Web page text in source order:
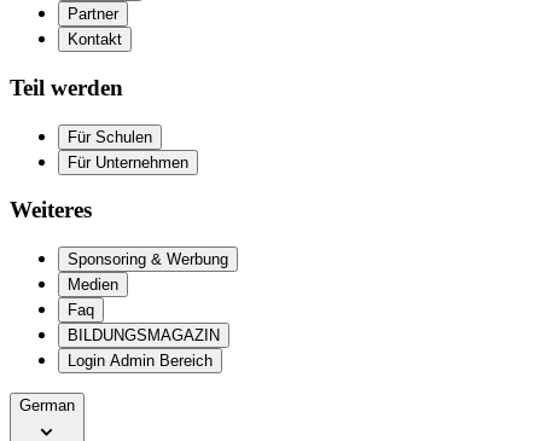
Partner
Kontakt
Teil werden
Für Schulen
Für Unternehmen
Weiteres
Sponsoring & Werbung
Medien
Faq
BILDUNGSMAGAZIN
Login Admin Bereich
German